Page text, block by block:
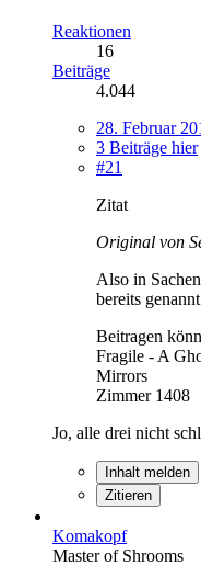
Reaktionen
16
Beiträge
4.044
28. Februar
3 Beiträge hier
#21
Zitat
Original von
Also in
bereits genannt
Beitragen
Fragile - A
Mirrors
Zimmer 1408
Jo, alle drei nicht
Inhalt melden
Zitieren
Komakopf
Master of Shrooms